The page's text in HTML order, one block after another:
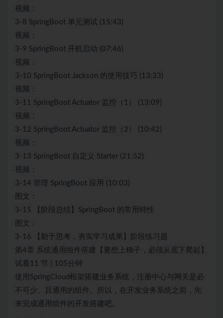
视频：
3-8 SpringBoot 单元测试 (15:43)
视频：
3-9 SpringBoot 开机启动 (07:46)
视频：
3-10 SpringBoot Jackson 的使用技巧 (13:33)
视频：
3-11 SpringBoot Actuator 监控（1） (13:09)
视频：
3-12 SpringBoot Actuator 监控（2） (10:42)
视频：
3-13 SpringBoot 自定义 Starter (21:52)
视频：
3-14 管理 SpringBoot 应用 (10:03)
图文：
3-15 【阶段总结】SpringBoot 的常用特性
图文：
3-16 【勤于思考，夯实学习成果】阶段练习题
第4章 系统通用组件搭建【要想上梯子，必须从底下爬起】
试看11 节 | 105分钟
使用SpringCloud框架搭建业务系统，注册中心与网关是必
不可少、且通用的组件。所以，在开发业务系统之前，先
来完成通用组件的开发搭建吧。